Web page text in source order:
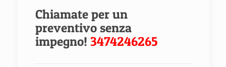
Chiamate per un
preventivo senza
impegno! 3474246265